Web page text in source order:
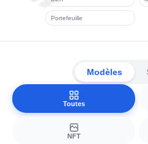
Portefeuille
Modèles
Toutes
NFT